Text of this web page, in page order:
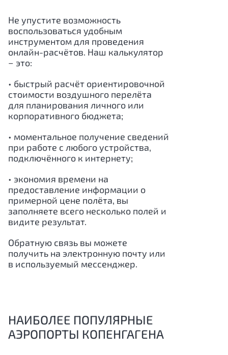
Не упустите возможность
воспользоваться удобным
инструментом для проведения
онлайн-расчётов. Наш калькулятор
− это:
• быстрый расчёт ориентировочной
стоимости воздушного перелёта
для планирования личного или
корпоративного бюджета;
• моментальное получение сведений
при работе с любого устройства,
подключённого к интернету;
• экономия времени на
предоставление информации о
примерной цене полёта, вы
заполняете всего несколько полей и
видите результат.
Обратную связь вы можете
получить на электронную почту или
в используемый мессенджер.
НАИБОЛЕЕ ПОПУЛЯРНЫЕ
АЭРОПОРТЫ КОПЕНГАГЕНА